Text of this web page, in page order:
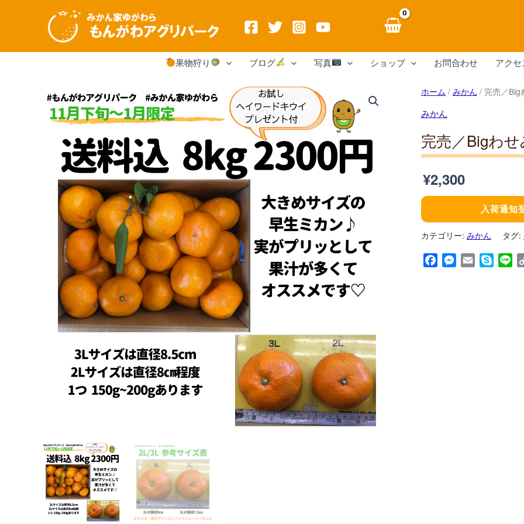
内
果物狩り ブログ 写真 ショップ お問合わせ アクセ
ホーム / みかん / 完売／Big
みかん
完売／Bigわ
¥2,300
入荷通知
カテゴリー: みかん タグ:
FacebookMessenger
Email Skype